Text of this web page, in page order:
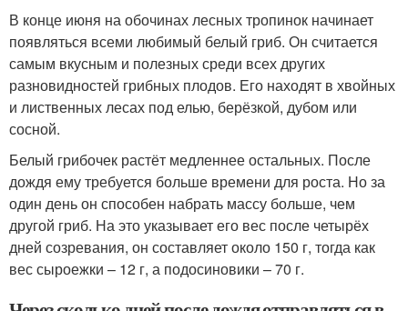
В конце июня на обочинах лесных тропинок начинает
появляться всеми любимый белый гриб. Он считается
самым вкусным и полезных среди всех других
разновидностей грибных плодов. Его находят в хвойных
и лиственных лесах под елью, берёзкой, дубом или
сосной.
Белый грибочек растёт медленнее остальных. После
дождя ему требуется больше времени для роста. Но за
один день он способен набрать массу больше, чем
другой гриб. На это указывает его вес после четырёх
дней созревания, он составляет около 150 г, тогда как
вес сыроежки – 12 г, а подосиновики – 70 г.